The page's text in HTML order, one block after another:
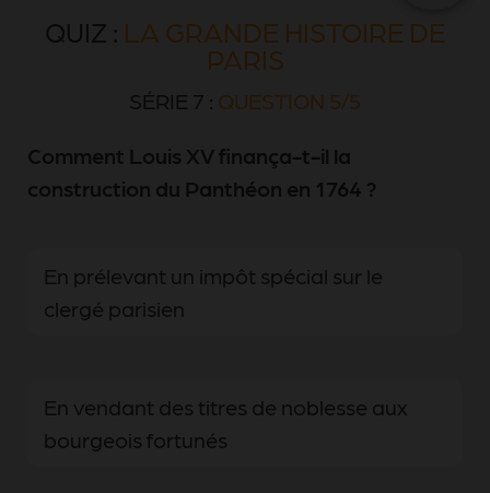
QUIZ : LA GRANDE HISTOIRE DE
PARIS
SÉRIE 7 : QUESTION 5/5
Comment Louis XV finança-t-il la
construction du Panthéon en 1764 ?
En prélevant un impôt spécial sur le
clergé parisien
En vendant des titres de noblesse aux
bourgeois fortunés